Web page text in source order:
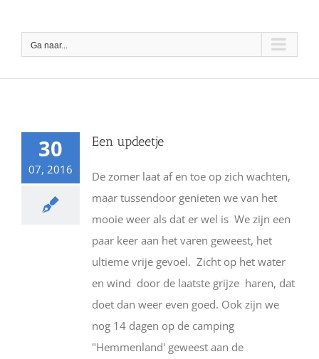
inhoudGa naar...
30
07, 2016
Een updeetje
De zomer laat af en toe op zich wachten,
maar tussendoor genieten we van het
mooie weer als dat er wel is We zijn een
paar keer aan het varen geweest, het
ultieme vrije gevoel. Zicht op het water
en wind door de laatste grijze haren, dat
doet dan weer even goed. Ook zijn we
nog 14 dagen op de camping
"Hemmenland' geweest aan de